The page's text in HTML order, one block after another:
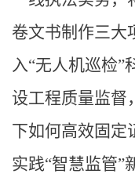
卷文书制作三大
入“无人机巡检”
设工程质量监督
下如何高效固定
实践“智慧监管”